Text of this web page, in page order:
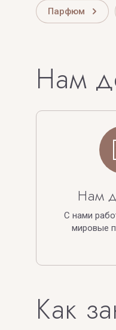
Парфюм
Нам
Нам
С нами
мировые
Как